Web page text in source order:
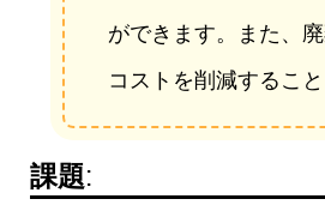
ができます。また、
コストを削減すること
課題: